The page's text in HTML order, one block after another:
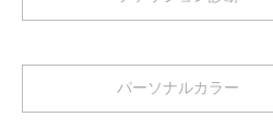
パーソナルカラー